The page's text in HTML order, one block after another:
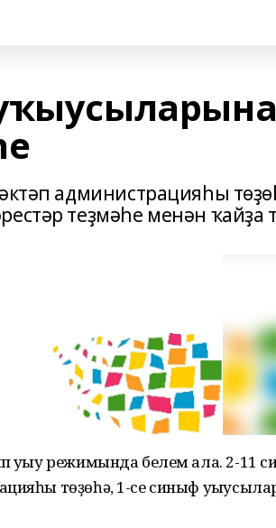
администрацияһы
теҙмәһе менән
уҡыу режимында белем ала. 2-11
төҙөһә, 1-се синыф